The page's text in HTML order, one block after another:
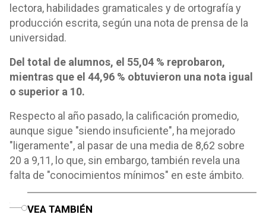
lectora, habilidades gramaticales y de ortografía y
producción escrita, según una nota de prensa de la
universidad.
Del total de alumnos, el 55,04 % reprobaron,
mientras que el 44,96 % obtuvieron una nota igual
o superior a 10.
Respecto al año pasado, la calificación promedio,
aunque sigue "siendo insuficiente", ha mejorado
"ligeramente", al pasar de una media de 8,62 sobre
20 a 9,11, lo que, sin embargo, también revela una
falta de "conocimientos mínimos" en este ámbito.
VEA TAMBIÉN